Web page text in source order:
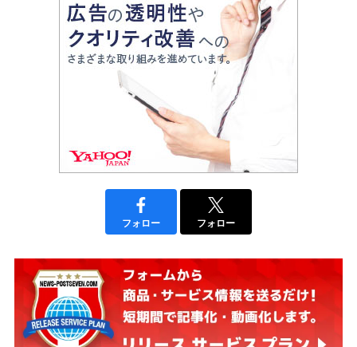
フォロー フォロー